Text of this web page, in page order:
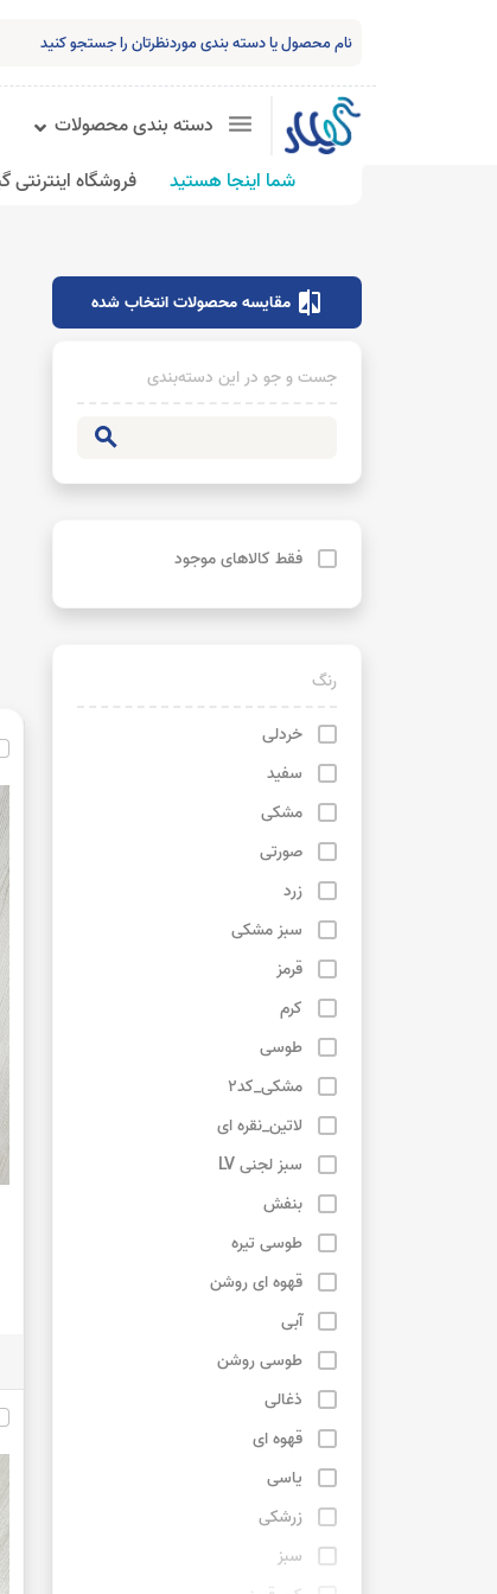
دسته بندی محصولات
شما اینجا هستید
فروشگاه اینترنتی
compare مقایسه محصولات انتخاب شده
جست و جو در این دسته‌بندی
search
فقط کالاهای موجود
‌رنگ
خردلی
سفید
مشکی
صورتی
زرد
سبز مشکی
قرمز
کرم
طوسی
مشکی_کد2
لاتین_نقره ای
سبز لجنی LV
بنفش
طوسی تیره
قهوه ای روشن
آبی
طوسی روشن
ذغالی
قهوه ای
یاسی
زرشکی
سبز